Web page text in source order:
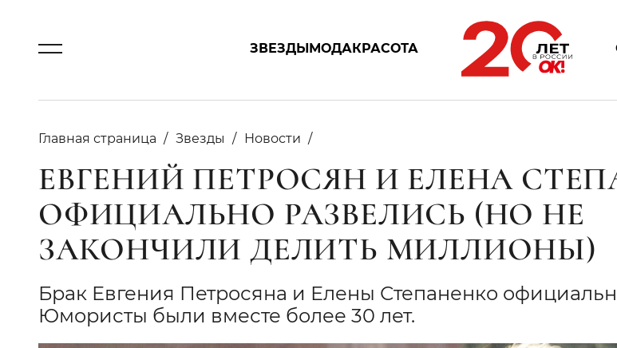
ЗВЕЗДЫМОДАКРАСОТА
Главная страница Звезды Новости
ЕВГЕНИЙ ПЕТРОСЯН И ЕЛЕНА
ОФИЦИАЛЬНО РАЗВЕЛИСЬ (НО НЕ
ЗАКОНЧИЛИ ДЕЛИТЬ МИЛЛИОНЫ)
Брак Евгения Петросяна и Елены Степаненко
Юмористы были вместе более 30 лет.